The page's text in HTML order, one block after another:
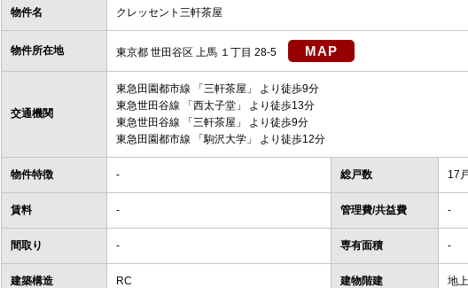
物件名 クレッセント三軒茶屋
物件所在地 東京都 世田谷区 上馬 １丁目 28-5 MAP
交通機関
東急田園都市線 「 三軒茶屋 」 より徒歩9分
東急世田谷線 「 西太子堂 」 より徒歩13分
東急世田谷線 「 三軒茶屋 」 より徒歩9分
東急田園都市線 「駒沢大学 」 より徒歩12分
物件特徴 - 総戸数 17
賃料 - 管理費/共益費 -
間取り - 専有面積 -
建築構造 RC 建物階建 地